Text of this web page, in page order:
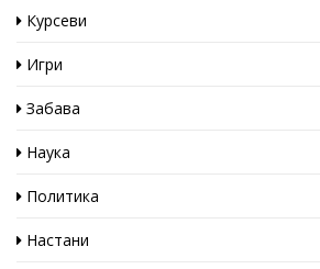
Курсеви
Игри
Забава
Наука
Политика
Настани